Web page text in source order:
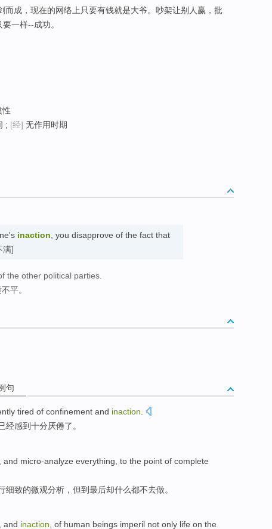
而成，现在的网络上只要有钱就是大爷。吵架让别人赢，批
一样--成功。
性
; [经] 无作用时期
inaction, you disapprove of the fact that
满]
the other political parties.
平。
句
tired of confinement and inaction
经感到十分厌倦了。
, and micro-analyze everything to the point of complete
细致的微观分析，但到最后却什么都不去做。
, and inaction, of human beings imperil not only life on the